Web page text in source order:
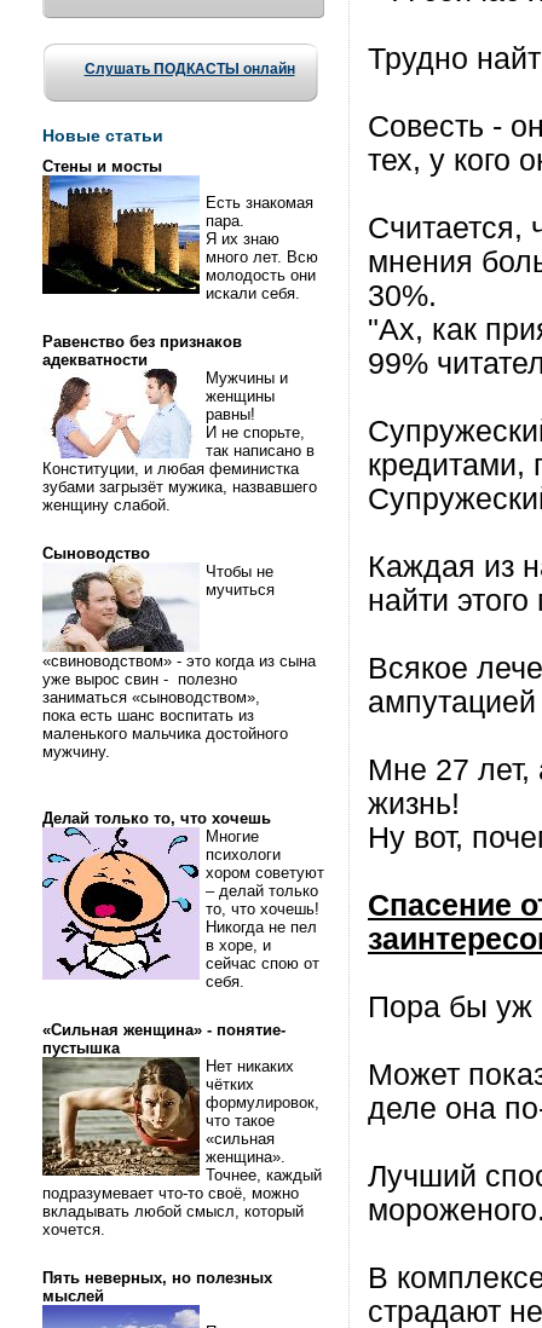
Слушать ПОДКАСТЫ онлайн
Новые статьи
Стены и мосты
Есть знакомая
пара.
Я их знаю
много лет. Всю
молодость они
искали себя.
Равенство без признаков
адекватности
Мужчины и
женщины
равны!
И не спорьте,
так написано в
Конституции, и любая феминистка
зубами загрызёт мужика, назвавшего
женщину слабой.
Сыноводство
Чтобы не
мучиться
«свиноводством» - это когда из сына
уже вырос свин - полезно
заниматься «сыноводством»,
пока есть шанс воспитать из
маленького мальчика достойного
мужчину.
Делай только то, что хочешь
Многие
психологи
хором советуют
– делай только
то, что хочешь!
Никогда не пел
в хоре, и
сейчас спою от
себя.
«Сильная женщина» - понятие-
пустышка
Нет никаких
чётких
формулировок,
что такое
«сильная
женщина».
Точнее, каждый
подразумевает что-то своё, можно
вкладывать любой смысл, который
хочется.
Пять неверных, но полезных
мыслей
Трудно
Совесть -
тех, у кого
Считается,
мнения
30%.
"Ах, как
99%
кредитами,
Каждая из
найти
Всякое
Мне 27 лет,
жизнь!
Ну вот,
Спасение
Пора бы уж
Может
деле она
Лучший
В
страдают